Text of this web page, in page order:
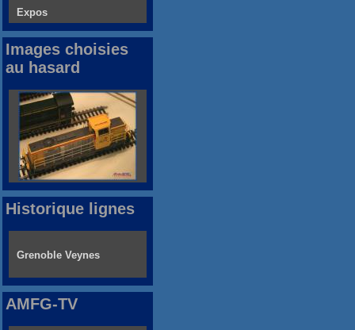
Expos
Images choisies
au hasard
Historique lignes
Grenoble Veynes
AMFG-TV